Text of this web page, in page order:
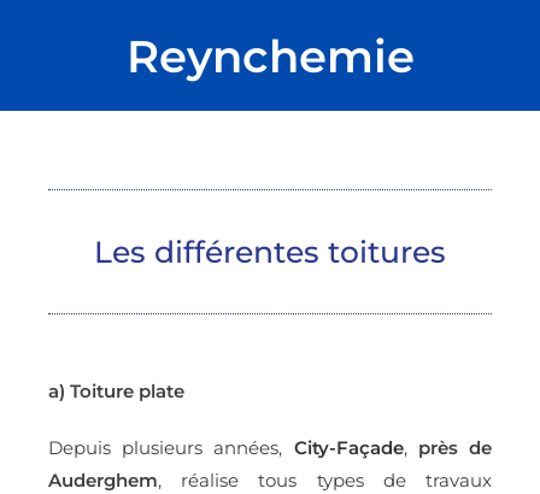
Reynchemie
Les différentes toitures
a) Toiture plate
Depuis plusieurs années, City-Façade, près de
Auderghem, réalise tous types de travaux